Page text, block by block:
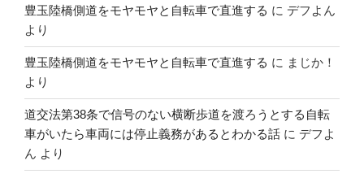
豊玉陸橋側道をモヤモヤと自転車で直進する に デフよん
より
豊玉陸橋側道をモヤモヤと自転車で直進する に まじか！
より
道交法第38条で信号のない横断歩道を渡ろうとする自転
車がいたら車両には停止義務があるとわかる話 に デフよ
ん より